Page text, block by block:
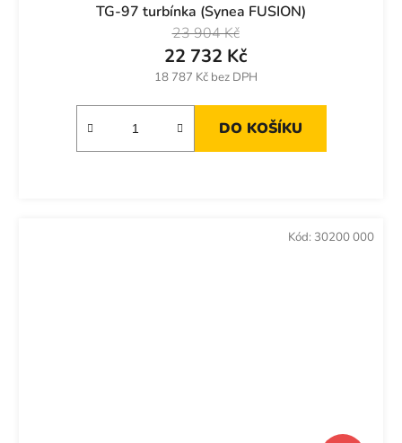
TG-97 turbínka (Synea FUSION)
18 787 Kč bez DPH
22 732 Kč
23 904 Kč
DO KOŠÍKU
Kód: 30200 000